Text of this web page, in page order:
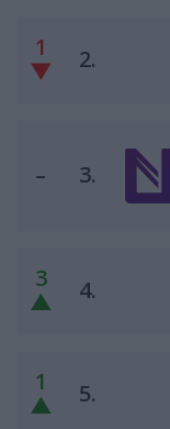
1
▼
2.
– 3.
3
▲
4.
1
▲
5.